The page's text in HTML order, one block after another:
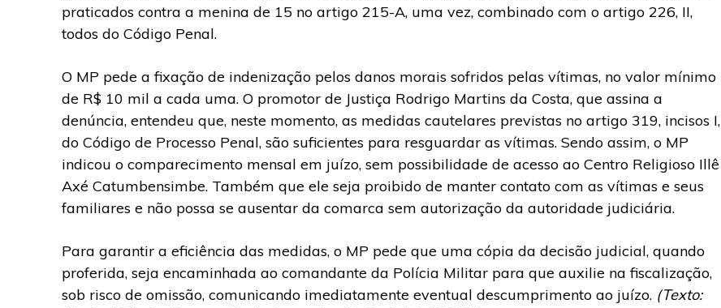
praticados contra a menina de 15 no artigo 215-A, uma vez, combinado com o artigo 226, II,
todos do Código Penal.
O MP pede a fixação de indenização pelos danos morais sofridos pelas vítimas, no valor mínimo
de R$ 10 mil a cada uma. O promotor de Justiça Rodrigo Martins da Costa, que assina a
denúncia, entendeu que, neste momento, as medidas cautelares previstas no artigo 319, incisos I,
do Código de Processo Penal, são suficientes para resguardar as vítimas. Sendo assim, o MP
indicou o comparecimento mensal em juízo, sem possibilidade de acesso ao Centro Religioso Illê
Axé Catumbensimbe. Também que ele seja proibido de manter contato com as vítimas e seus
familiares e não possa se ausentar da comarca sem autorização da autoridade judiciária.
Para garantir a eficiência das medidas, o MP pede que uma cópia da decisão judicial, quando
proferida, seja encaminhada ao comandante da Polícia Militar para que auxilie na fiscalização,
sob risco de omissão, comunicando imediatamente eventual descumprimento ao juízo. (Texto: